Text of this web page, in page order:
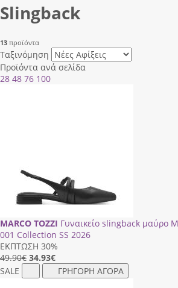
Slingback
13 προϊόντα
Ταξινόμηση
Προϊόντα ανά σελίδα
28 48 76 100
MARCO TOZZI Γυναικείο slingback μαύρο
001 Collection SS 2026
ΕΚΠΤΩΣΗ 30%
49.90€ 34.93€
SALE
ΓΡΗΓΟΡΗ ΑΓΟΡΑ